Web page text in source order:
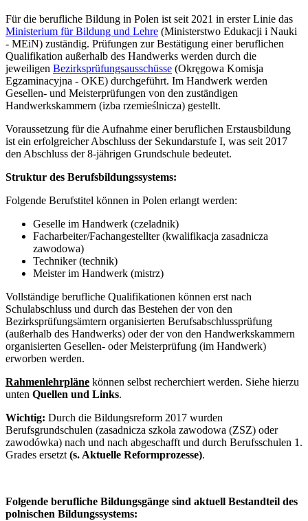
Für die berufliche Bildung in Polen ist seit 2021 in erster Linie das
Ministerium für Bildung und Lehre (Ministerstwo Edukacji i Nauki
- MEiN) zuständig. Prüfungen zur Bestätigung einer beruflichen
Qualifikation außerhalb des Handwerks werden durch die
jeweiligen Bezirksprüfungsausschüsse (Okręgowa Komisja
Egzaminacyjna - OKE) durchgeführt. Im Handwerk werden
Gesellen- und Meisterprüfungen von den zuständigen
Handwerkskammern (izba rzemieślnicza) gestellt.
Voraussetzung für die Aufnahme einer beruflichen Erstausbildung
ist ein erfolgreicher Abschluss der Sekundarstufe I, was seit 2017
den Abschluss der 8-jährigen Grundschule bedeutet.
Struktur des Berufsbildungssystems:
Folgende Berufstitel können in Polen erlangt werden:
Geselle im Handwerk (czeladnik)
Facharbeiter/Fachangestellter (kwalifikacja zasadnicza
zawodowa)
Techniker (technik)
Meister im Handwerk (mistrz)
Vollständige berufliche Qualifikationen können erst nach
Schulabschluss und durch das Bestehen der von den
Bezirksprüfungsämtern organisierten Berufsabschlussprüfung
(außerhalb des Handwerks) oder der von den Handwerkskammern
organisierten Gesellen- oder Meisterprüfung (im Handwerk)
erworben werden.
Rahmenlehrpläne können selbst recherchiert werden. Siehe hierzu
unten Quellen und Links.
Wichtig: Durch die Bildungsreform 2017 wurden
Berufsgrundschulen (zasadnicza szkoła zawodowa (ZSZ) oder
zawodówka) nach und nach abgeschafft und durch Berufsschulen 1.
Grades ersetzt (s. Aktuelle Reformprozesse).
Folgende berufliche Bildungsgänge sind aktuell Bestandteil des
polnischen Bildungssystems: